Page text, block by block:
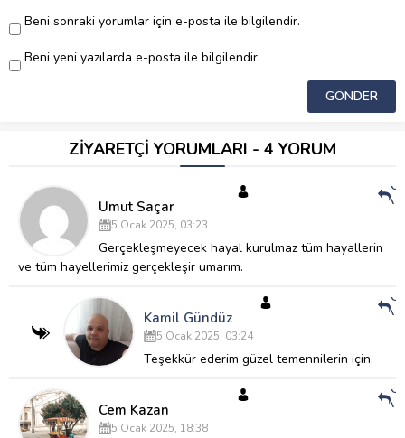
Beni sonraki yorumlar için e-posta ile bilgilendir.
Beni yeni yazılarda e-posta ile bilgilendir.
ZİYARETÇİ YORUMLARI - 4 YORUM
Umut Saçar
5 Ocak 2025, 03:23
Gerçekleşmeyecek hayal kurulmaz tüm hayallerin
ve tüm hayellerimiz gerçekleşir umarım.
Kamil Gündüz
5 Ocak 2025, 03:24
Teşekkür ederim güzel temennilerin için.
Cem Kazan
5 Ocak 2025, 18:38